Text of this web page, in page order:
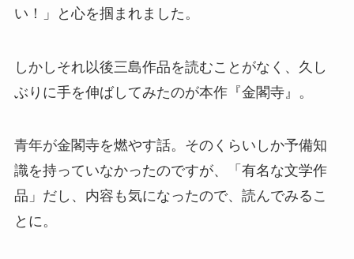
い！」と心を掴まれました。
しかしそれ以後三島作品を読むことがなく、久し
ぶりに手を伸ばしてみたのが本作『金閣寺』。
青年が金閣寺を燃やす話。そのくらいしか予備知
識を持っていなかったのですが、「有名な文学作
品」だし、内容も気になったので、読んでみるこ
とに。